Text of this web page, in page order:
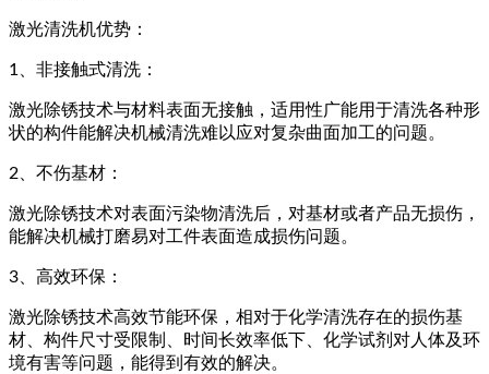
激光清洗机优势：
1、非接触式清洗：
激光除锈技术与材料表面无接触，适用性广能用于清洗各种形
状的构件能解决机械清洗难以应对复杂曲面加工的问题。
2、不伤基材：
激光除锈技术对表面污染物清洗后，对基材或者产品无损伤，
能解决机械打磨易对工件表面造成损伤问题。
3、高效环保：
激光除锈技术高效节能环保，相对于化学清洗存在的损伤基
材、构件尺寸受限制、时间长效率低下、化学试剂对人体及环
境有害等问题，能得到有效的解决。